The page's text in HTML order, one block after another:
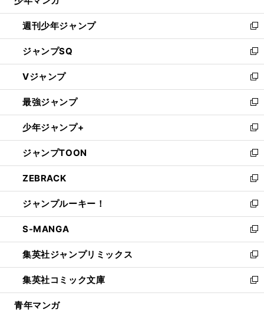
開
く
週刊少年ジャンプ
新
し
い
ウ
ィ
ン
ド
ウ
で
開
く
ジャンプSQ
新
し
い
ウ
ィ
ン
ド
ウ
で
開
く
Vジャンプ
新
し
い
ウ
ィ
ン
ド
ウ
で
開
く
最強ジャンプ
新
し
い
ウ
ィ
ン
ド
ウ
で
開
く
少年ジャンプ+
新
し
い
ウ
ィ
ン
ド
ウ
で
開
く
ジャンプTOON
新
し
い
ウ
ィ
ン
ド
ウ
で
開
く
ZEBRACK
新
し
い
ウ
ィ
ン
ド
ウ
で
開
ジャンプルーキー！
新
し
い
ウ
ィ
ン
ド
ウ
S-MANGA
新
し
い
ウ
ィ
ン
集英社ジャンプリミックス
新
し
い
ウ
集英社コミック文庫
新
し
青年マンガ